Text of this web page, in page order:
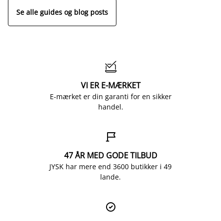
Se alle guides og blog posts

VI ER E-MÆRKET
E-mærket er din garanti for en sikker
handel.

47 ÅR MED GODE TILBUD
JYSK har mere end 3600 butikker i 49
lande.
